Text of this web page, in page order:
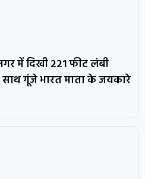
में दिखी 221 फीट लंबी
गूंजे भारत माता के जयकारे